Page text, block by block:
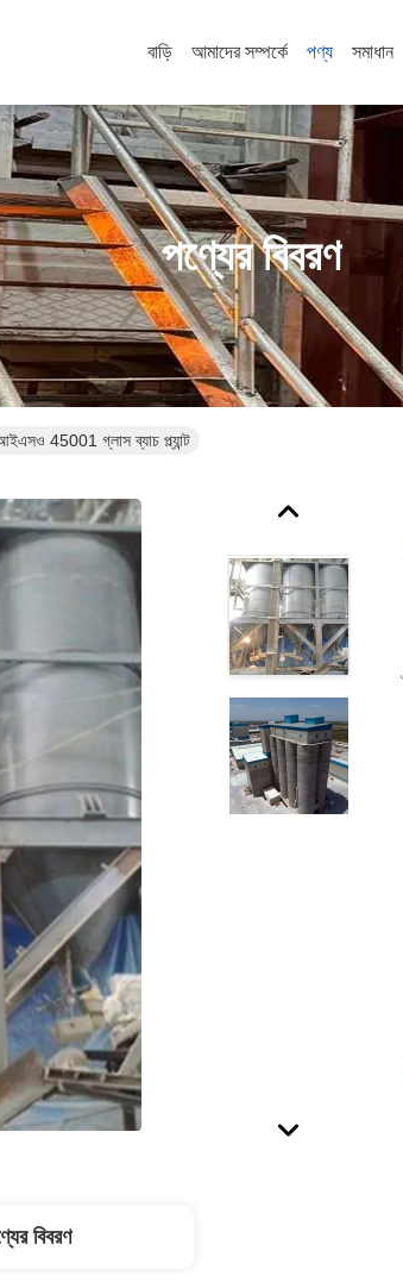
বাড়ি আমাদের সম্পর্কে পণ্য সমাধান
পণ্যের বিবরণ
45001 গ্লাস ব্যাচ প্ল্যান্ট
বিবরণ